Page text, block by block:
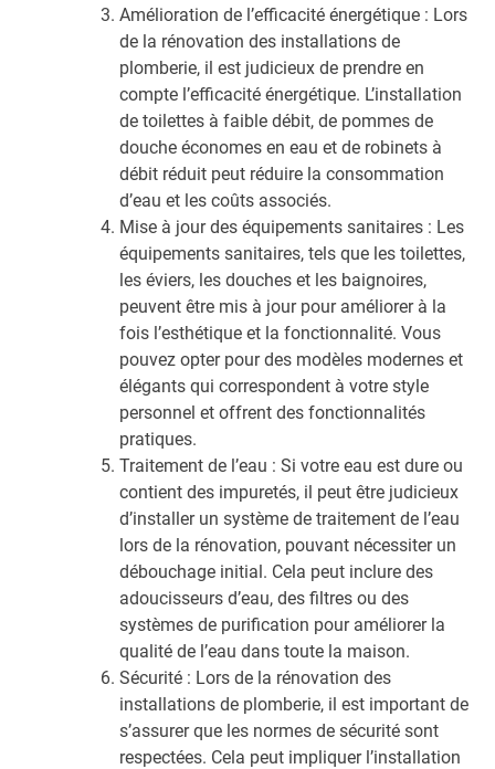
Amélioration de l’efficacité énergétique : Lors
de la rénovation des installations de
plomberie, il est judicieux de prendre en
compte l’efficacité énergétique. L’installation
de toilettes à faible débit, de pommes de
douche économes en eau et de robinets à
débit réduit peut réduire la consommation
d’eau et les coûts associés.
Mise à jour des équipements sanitaires : Les
équipements sanitaires, tels que les toilettes,
les éviers, les douches et les baignoires,
peuvent être mis à jour pour améliorer à la
fois l’esthétique et la fonctionnalité. Vous
pouvez opter pour des modèles modernes et
élégants qui correspondent à votre style
personnel et offrent des fonctionnalités
pratiques.
Traitement de l’eau : Si votre eau est dure ou
contient des impuretés, il peut être judicieux
d’installer un système de traitement de l’eau
lors de la rénovation, pouvant nécessiter un
débouchage initial. Cela peut inclure des
adoucisseurs d’eau, des filtres ou des
systèmes de purification pour améliorer la
qualité de l’eau dans toute la maison.
Sécurité : Lors de la rénovation des
installations de plomberie, il est important de
s’assurer que les normes de sécurité sont
respectées. Cela peut impliquer l’installation